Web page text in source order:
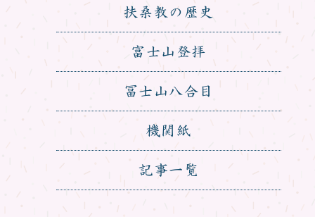
扶桑教の歴史
富士山登拝
冨士山八合目
機関紙
記事一覧